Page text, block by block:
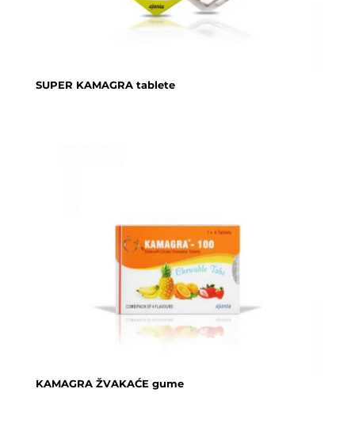
SUPER KAMAGRA tablete
KAMAGRA ŽVAKAĆE gume